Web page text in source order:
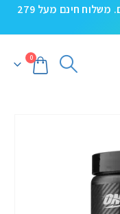
5% הנחה קופון TAKE5 בקניית 2 מוצרים. משלוח חינם מעל 279
0